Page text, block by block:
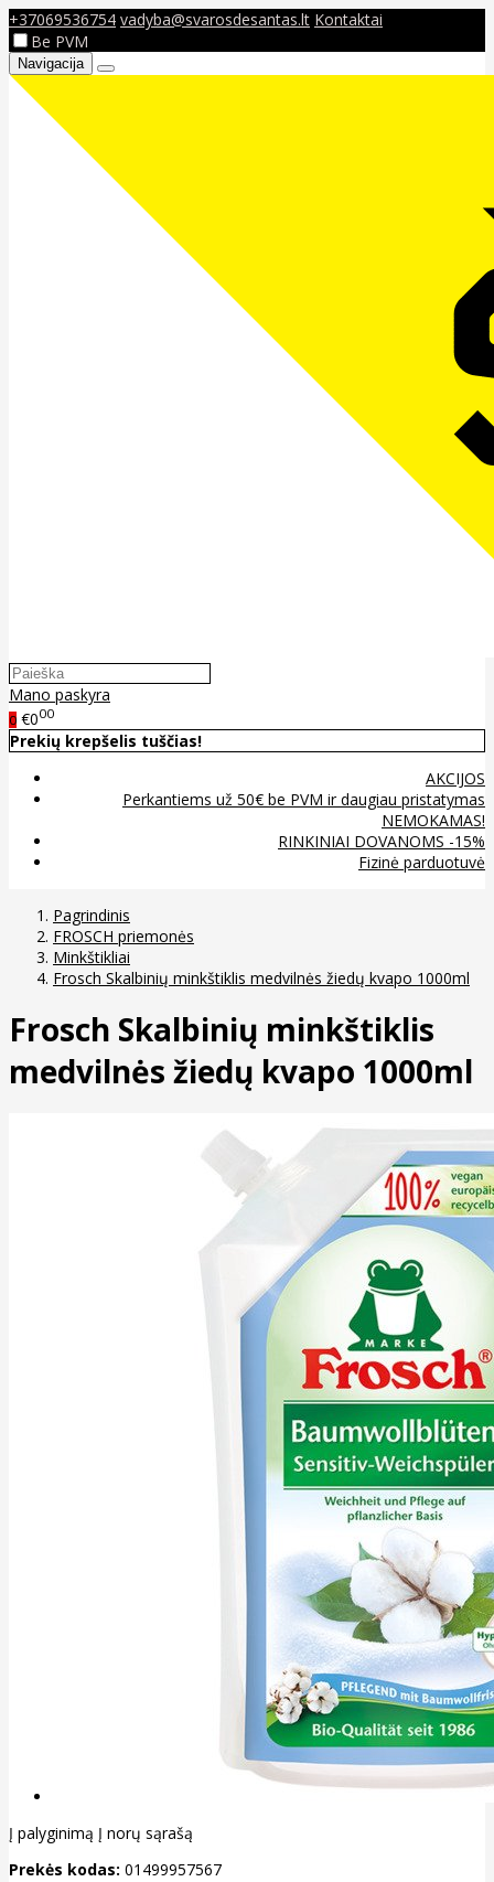
+37069536754 vadyba@svarosdesantas.lt Kontaktai
Be PVM
Navigacija
Mano paskyra
0 €000
Prekių krepšelis tuščias!
AKCIJOS
Perkantiems už 50€ be PVM ir daugiau pristatymas
NEMOKAMAS!
RINKINIAI DOVANOMS -15%
Fizinė parduotuvė
Pagrindinis
FROSCH priemonės
Minkštikliai
Frosch Skalbinių minkštiklis medvilnės žiedų kvapo 1000ml
Frosch Skalbinių minkštiklis
medvilnės žiedų kvapo 1000ml
Į palyginimą Į norų sąrašą
Prekės kodas: 01499957567